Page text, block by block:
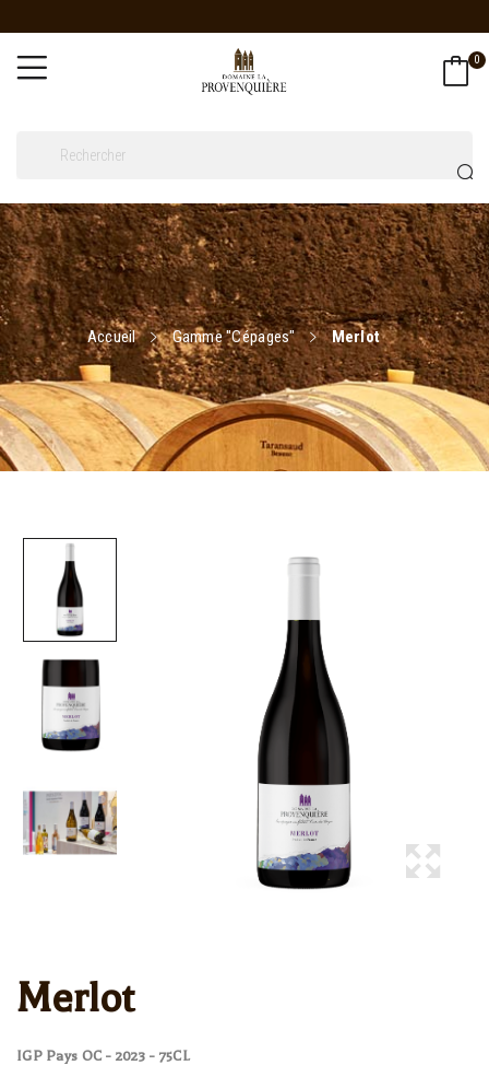
0
Accueil Gamme "Cépages" Merlot
Merlot
IGP Pays OC - 2023 - 75CL